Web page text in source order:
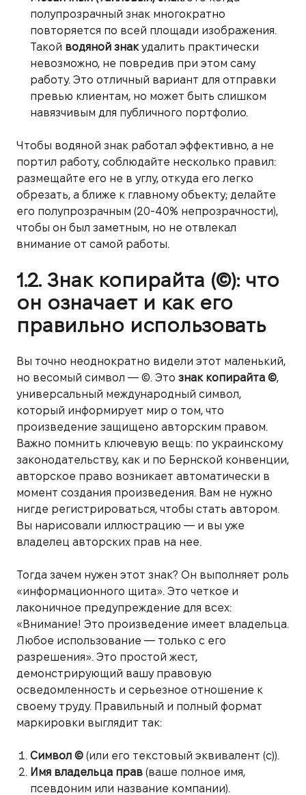
полупрозрачный знак многократно
повторяется по всей площади изображения.
Такой водяной знакудалить практически
невозможно, не повредив при этом саму
работу. Это отличный вариант для отправки
превью клиентам, но может быть слишком
навязчивым для публичного портфолио.
Чтобы водяной знак работал эффективно, а не
портил работу, соблюдайте несколько правил:
размещайте его не в углу, откуда его легко
обрезать, а ближе к главному объекту; делайте
его полупрозрачным (20-40% непрозрачности),
чтобы он был заметным, но не отвлекал
внимание от самой работы.
1.2. Знак копирайта (©): что
он означает и как его
правильно использовать
Вы точно неоднократно видели этот маленький,
но весомый символ — ©. Это знак копирайта ©,
универсальный международный символ,
который информирует мир о том, что
произведение защищено авторским правом.
Важно помнить ключевую вещь: по украинскому
законодательству, как и по Бернской конвенции,
авторское право возникает автоматически в
момент создания произведения. Вам не нужно
нигде регистрироваться, чтобы стать автором.
Вы нарисовали иллюстрацию — и вы уже
владелец авторских прав на нее.
Тогда зачем нужен этот знак? Он выполняет роль
«информационного щита». Это четкое и
лаконичное предупреждение для всех:
«Внимание! Это произведение имеет владельца.
Любое использование — только с его
разрешения». Это простой жест,
демонстрирующий вашу правовую
осведомленность и серьезное отношение к
своему труду. Правильный и полный формат
маркировки выглядит так:
Символ © (или его текстовый эквивалент (c)).
Имя владельца прав (ваше полное имя,
псевдоним или название компании).